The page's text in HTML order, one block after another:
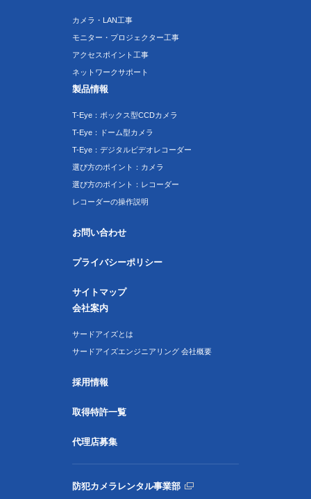
カメラ・LAN工事
モニター・プロジェクター工事
アクセスポイント工事
ネットワークサポート
製品情報
T-Eye：ボックス型CCDカメラ
T-Eye：ドーム型カメラ
T-Eye：デジタルビデオレコーダー
選び方のポイント：カメラ
選び方のポイント：レコーダー
レコーダーの操作説明
お問い合わせ
プライバシーポリシー
サイトマップ
会社案内
サードアイズとは
サードアイズエンジニアリング 会社概要
採用情報
取得特許一覧
代理店募集
防犯カメラレンタル事業部